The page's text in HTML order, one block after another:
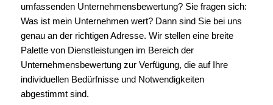
umfassenden Unternehmensbewertung? Sie fragen sich:
Was ist mein Unternehmen wert? Dann sind Sie bei uns
genau an der richtigen Adresse. Wir stellen eine breite
Palette von Dienstleistungen im Bereich der
Unternehmensbewertung zur Verfügung, die auf Ihre
individuellen Bedürfnisse und Notwendigkeiten
abgestimmt sind.